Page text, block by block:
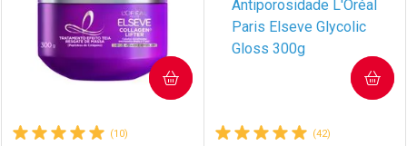
(10)
COMPRAR
(42)
COMPRAR